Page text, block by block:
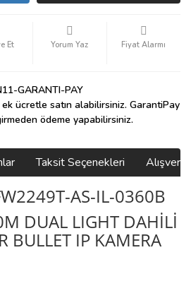
Et Yorum Yaz Fiyat Alarmı
ücretle satın alabilirsiniz. GarantiPay
ödeme yapabilirsiniz.
Taksit Seçenekleri
AS-IL-0360B
DUAL LIGHT DAHİLİ
BULLET IP KAMERA